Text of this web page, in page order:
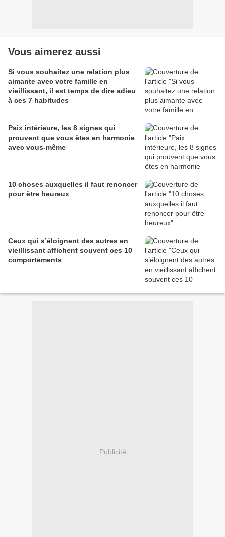
Vous aimerez aussi
Si vous souhaitez une relation plus
aimante avec votre famille en
vieillissant, il est temps de dire adieu
à ces 7 habitudes
Paix intérieure, les 8 signes qui
prouvent que vous êtes en harmonie
avec vous-même
10 choses auxquelles il faut renoncer
pour être heureux
Ceux qui s’éloignent des autres en
vieillissant affichent souvent ces 10
comportements
Publicité